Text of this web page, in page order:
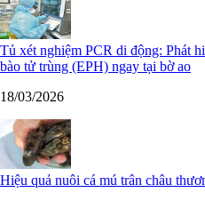
Tủ xét nghiệm PCR di động: Phát
bào tử trùng (EPH) ngay tại bờ ao
18/03/2026
Hiệu quả nuôi cá mú trân châu